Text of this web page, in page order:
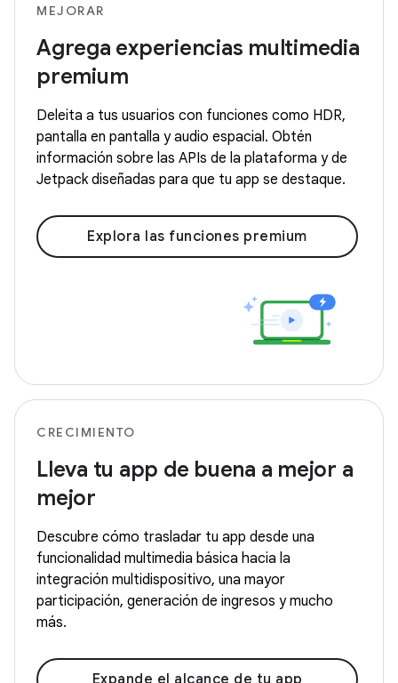
MEJORAR
Agrega experiencias multimedia
premium
Deleita a tus usuarios con funciones como HDR,
pantalla en pantalla y audio espacial. Obtén
información sobre las APIs de la plataforma y de
Jetpack diseñadas para que tu app se destaque.
Explora las funciones premium
CRECIMIENTO
Lleva tu app de buena a mejor a
mejor
Descubre cómo trasladar tu app desde una
funcionalidad multimedia básica hacia la
integración multidispositivo, una mayor
participación, generación de ingresos y mucho
más.
Expande el alcance de tu app